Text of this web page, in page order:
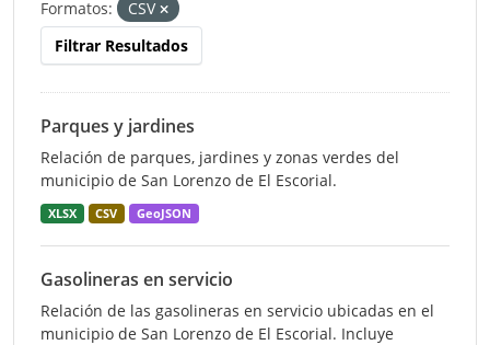
Formatos:
CSV
Filtrar Resultados
Parques y jardines
Relación de parques, jardines y zonas verdes del
municipio de San Lorenzo de El Escorial.
XLSX CSV GeoJSON
Gasolineras en servicio
Relación de las gasolineras en servicio ubicadas en el
municipio de San Lorenzo de El Escorial. Incluye